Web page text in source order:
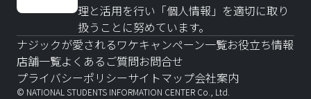
理と活用を行い「個人情報」を適切に取り
扱うことに努めています。
ナジックが愛されるワケキャンペーン一覧お役立ち情報
店舗一覧よくあるご質問お問合せ
プライバシーポリシーサイトマップ会社案内
© NATIONAL STUDENTS INFORMATION CENTER Co., Ltd.